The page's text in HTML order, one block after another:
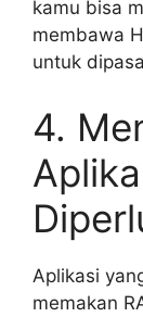
kamu bisa
membawa
untuk
4.
Aplikasi
memakan